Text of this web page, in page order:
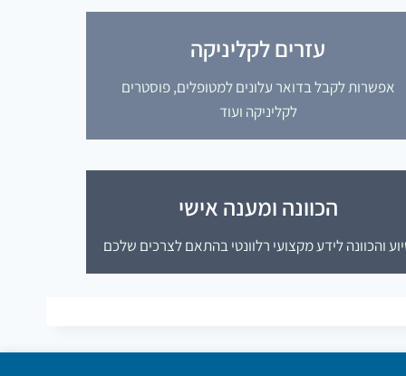
עזרים לקליניקה
אפשרות לקבל בדואר עלונים למטופלים, פוסטרים
לקליניקה ועוד
הכוונה ומענה אישי
והכוונה לידע מקצועי רלוונטי בהתאם לצרכים שלכם